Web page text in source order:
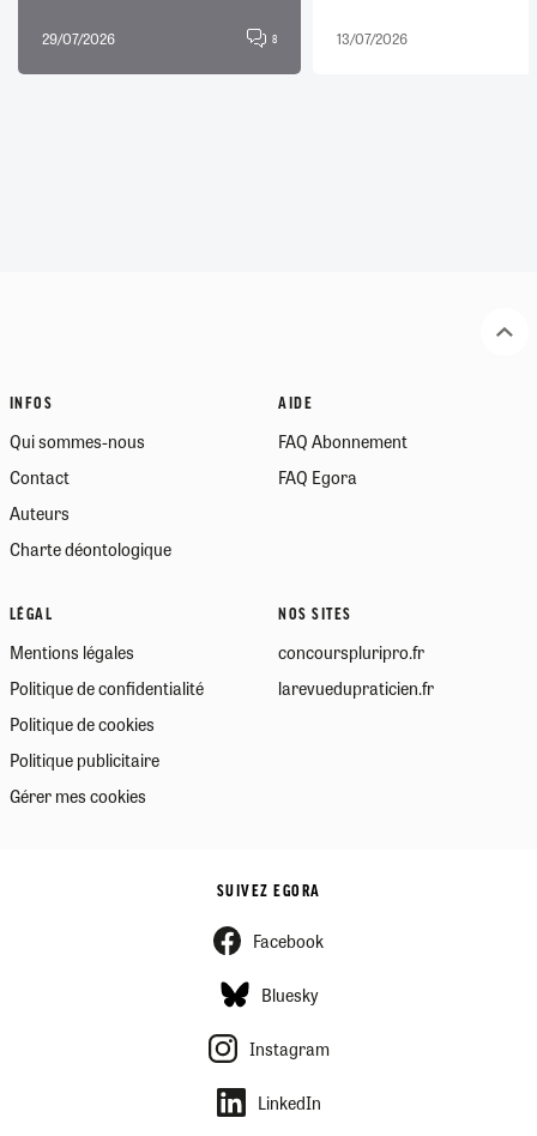
29/07/2026 8 13/07/2026
INFOS
Qui sommes-nous
Contact
Auteurs
Charte déontologique
AIDE
FAQ Abonnement
FAQ Egora
LÉGAL
Mentions légales
Politique de confidentialité
Politique de cookies
Politique publicitaire
Gérer mes cookies
NOS SITES
concourspluripro.fr
larevuedupraticien.fr
SUIVEZ EGORA
Facebook
Bluesky
Instagram
LinkedIn